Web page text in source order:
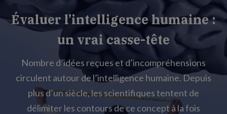
Évaluer l’intelligence humaine :
un vrai casse-tête
Nombre d’idées reçues et d’incompréhensions
circulent autour de l’intelligence humaine. Depuis
plus d’un siècle, les scientifiques tentent de
délimiter les contours de ce concept à la fois